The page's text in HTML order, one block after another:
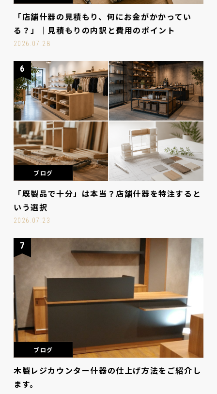
「店舗什器の見積もり、何にお金がかかってい
る？」｜見積もりの内訳と費用のポイント
2026.07.28
6
ブログ
「既製品で十分」は本当？店舗什器を特注すると
いう選択
2026.07.23
7
ブログ
木製レジカウンター什器の仕上げ方法をご紹介し
ます。